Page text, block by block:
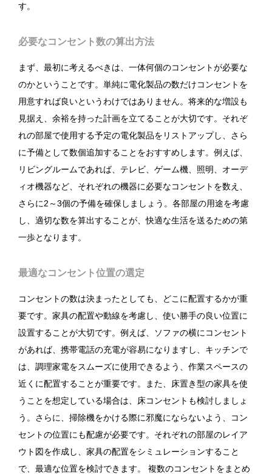
す。
必要なコンセント数の算出方法
まず、最初に考えるべきは、一体何個のコンセントが必要な
のかということです。単純に電化製品の数だけコンセントを
用意すれば良いというわけではありません。将来的な増設も
見据え、余裕を持った計画を立てることが大切です。それぞ
れの部屋で使用する予定の電化製品をリストアップし、さら
に予備として数個追加することをおすすめします。例えば、
リビングルームであれば、テレビ、ゲーム機、照明、オーデ
ィオ機器など、それぞれの機器に必要なコンセントを数え、
さらに2～3個の予備を確保しましょう。各部屋の用途を考慮
し、適切な数を算出することが、快適な生活を送るための第
一歩となります。
最適なコンセント位置の選定
コンセントの数は決まったとしても、どこに配置するかが重
要です。家具の配置や動線を考慮し、使い勝手の良い位置に
設置することが大切です。例えば、ソファの横にコンセント
があれば、携帯電話の充電が容易になりますし、キッチンで
は、調理家電をスムーズに使用できるよう、作業スペースの
近くに配置することが重要です。また、床置き型の家具を使
うことを想定している場合は、床コンセントも検討しましょ
う。さらに、掃除機をかける際に邪魔にならないよう、コン
セントの位置にも配慮が必要です。それぞれの部屋のレイア
ウト図を作成し、家具の配置をシミュレーションすること
で、最適な位置を検討できます。 複数のコンセントをまとめ